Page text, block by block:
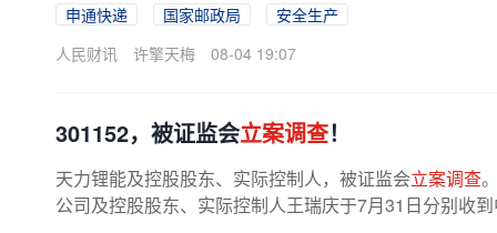
申通快递 国家邮政局
安全生产
人民财讯
许擎天梅 08-04 19:07
301152，被证监会立案调查！
天力锂能及控股股东、实际控制人，被证监会立案调查
公司及控股股东、实际控制人王瑞庆于7月31日分别收